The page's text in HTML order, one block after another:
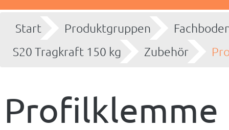
Start Produktgruppen
S20 Tragkraft 150 kg
Zubehör